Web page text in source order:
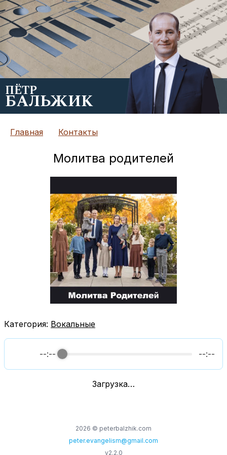
ПЁТР
БАЛЬЖИК
Главная Контакты
Молитва родителей
Категория: Вокальные
--:-- --:--
Загрузка…
2026 © peterbalzhik.com
peter.evangelism@gmail.com
v2.2.0